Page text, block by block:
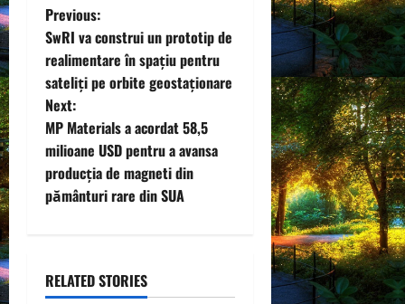
P
o
s
t
n
a
i
Previous:
SwRI va construi un prototip de
realimentare în spațiu pentru
sateliți pe orbite geostaționare
Next:
MP Materials a acordat 58,5
milioane USD pentru a avansa
producția de magneti din
pământuri rare din SUA
RELATED STORIES